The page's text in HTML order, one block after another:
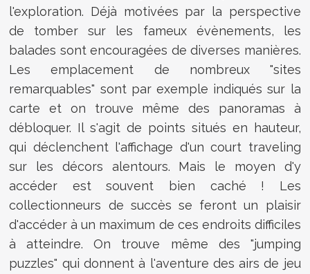
l'exploration. Déjà motivées par la perspective
de tomber sur les fameux évènements, les
balades sont encouragées de diverses manières.
Les emplacement de nombreux "sites
remarquables" sont par exemple indiqués sur la
carte et on trouve même des panoramas à
débloquer. Il s'agit de points situés en hauteur,
qui déclenchent l'affichage d'un court traveling
sur les décors alentours. Mais le moyen d'y
accéder est souvent bien caché ! Les
collectionneurs de succès se feront un plaisir
d'accéder à un maximum de ces endroits difficiles
à atteindre. On trouve même des "jumping
puzzles" qui donnent à l'aventure des airs de jeu